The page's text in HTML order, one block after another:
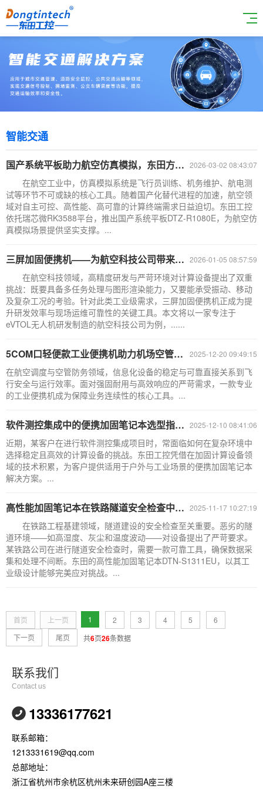
智能交通
2026-03-02 08:43:07
国产系统平板助力航空仿真模拟，东田方案DTZ-R1080E打造工业级可靠体
在航空工业中，仿真模拟系统是飞行员训练、机务维护、航电测
试等环节不可或缺的核心工具。随着国产化替代进程的加速，航空领
域对自主可控、高性能、高可靠的计算终端需求日益迫切。东田工控
依托瑞芯微RK3588平台，推出国产系统平板DTZ-R1080E，为航空仿
真模拟场景提供坚实支撑。...
2026-01-05 08:57:59
三屏加固便携机——为航空科技公司带来的高能工作站解决方案升级
在航空科技领域，高精度研发与严苛环境对计算设备提出了双重
挑战：既要具备多任务处理与图形渲染能力，又要能承受振动、移动
及复杂工况的考验。针对此类工业级需求，三屏加固便携机正成为提
升研发效率与现场运维可靠性的关键工具。本文将以一家专注于
eVTOL无人机研发制造的航空科技公司为例，......
2025-12-20 09:49:15
5COM口轻便款工业便携机助力机场空管调度智能化|DT-1415CU-WH110
在航空调度与空管防务领域，信息化设备的稳定与可靠直接关系到飞
行安全与运行效率。面对强固耐用与高效响应的严苛需求，一款专业
的工业便携机成为保障业务连续性的核心工具。...
2025-12-10 08:41:06
软件测控集成中的便携加固笔记本选型指南|DTN-S1511TG
近期，某客户在进行软件测控集成项目时，常面临如何在复杂环境中
选择稳定且高效的计算设备的挑战。东田工控凭借在加固计算设备领
域的技术积累，为客户提供适用于户外与工业场景的便携加固笔记本
解决方案。...
2025-11-17 10:27:19
高性能加固笔记本在铁路隧道安全检查中的成功应用：东田方案解析
在铁路工程基建领域，隧道建设的安全检查至关重要。恶劣的隧
道环境——如高湿度、灰尘和温度波动——对设备提出了严苛要求。
某铁路公司在进行隧道安全检查时，需要一款可靠工具，确保数据采
集和处理不间断。东田的高性能加固笔记本DTN-S1311EU，以其工
业级设计能够完美应对挑战。...
首页 上一页 1 2 3 4 5
6
下一页
尾页 共6页26条数据
联系我们
Contact us
13336177621
联系邮箱：
1213331619@qq.com
总部地址：
浙江省杭州市余杭区杭州未来研创园A座三楼